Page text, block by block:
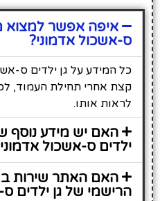
איפה אפשר למצוא
ס-אשכול אדמוני?
כל המידע על גן ילדים ס-
קצת אחרי תחילת העמוד,
לראות אותו.
האם יש מידע נוסף
ילדים ס-אשכול
האם האתר שירות
הרישמי של גן ילדים